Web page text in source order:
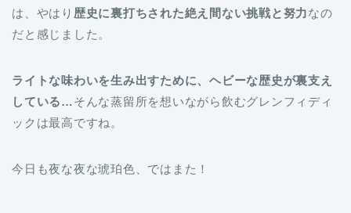
は、やはり 歴史に裏打ちされた絶え間ない挑戦と努力なの
だと感じました。
ライトな味わいを生み出すために、ヘビーな歴史が裏支え
している…そんな蒸留所を想いながら飲むグレンフィディ
ックは最高ですね。
今日も夜な夜な琥珀色、ではまた！